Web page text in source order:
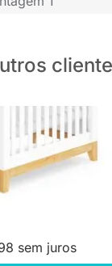
ENTREGA
Perfeito - Branco
sem juros